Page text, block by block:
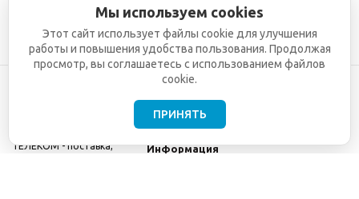
ТЕЛЕКОМ - поставка,
Информация
Мы используем cookies
Этот сайт использует файлы cookie для улучшения
работы и повышения удобства пользования. Продолжая
просмотр, вы соглашаетесь с использованием файлов
cookie.
ПРИНЯТЬ